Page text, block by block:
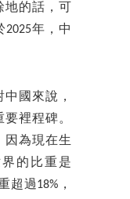
的話，可
年，中
國來說，
裡程碑。
因為現在生
的比重是
超過18%，